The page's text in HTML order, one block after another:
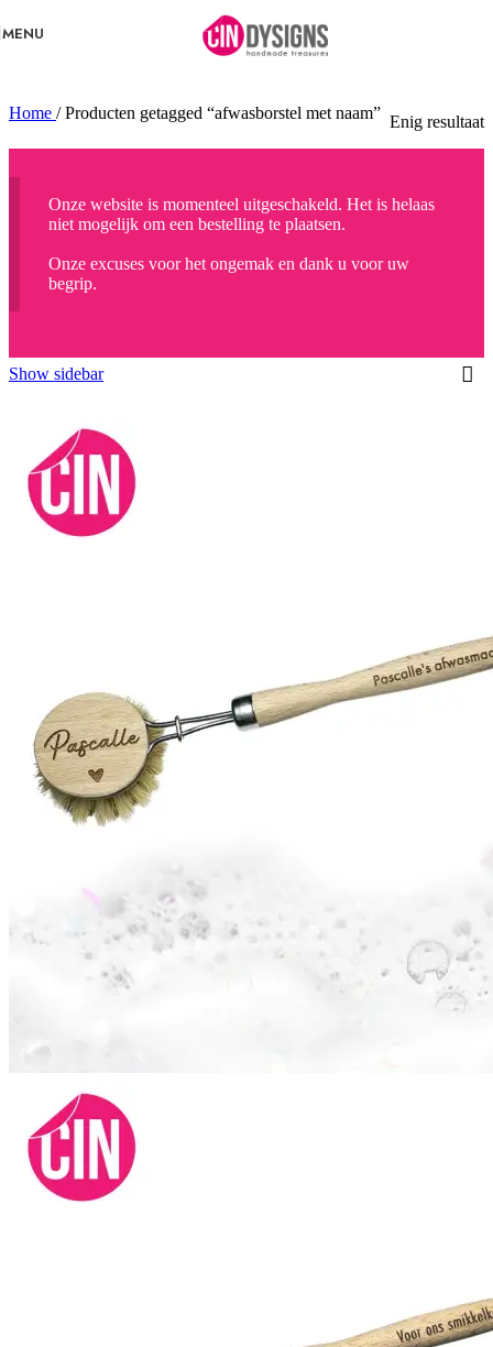
Skip to main content
MENU
Home / Producten getagged “afwasborstel met naam” Enig resultaat
Onze website is momenteel uitgeschakeld. Het is helaas
niet mogelijk om een bestelling te plaatsen.
Onze excuses voor het ongemak en dank u voor uw
begrip.
Show sidebar